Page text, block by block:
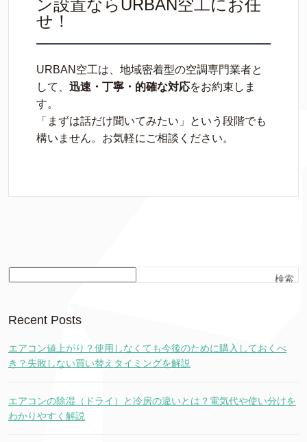
ン設置ならURBAN空工にお任
せ！
URBAN空工は、地域密着型の空調専門業者と
して、 迅速・丁寧・的確な対応をお約束しま
す。
「まずは話だけ聞いてみたい」という段階でも
構いません。お気軽にご相談ください。
検索
Recent Posts
エアコン値上がり？使用しなくても今後のために購入しておくべ
き？失敗しない買い替えタイミングを解説
エアコンの除湿（ドライ）と冷房の違いとは？電気代や使い分けを
わかりやすく解説